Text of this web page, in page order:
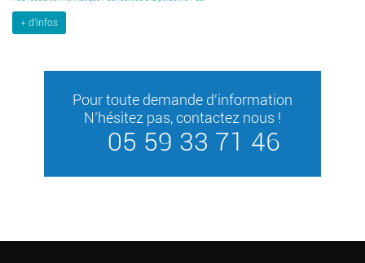
d'infos
Pour toute demande d'information
N’hésitez pas, contactez nous !
05 59 33 71 46